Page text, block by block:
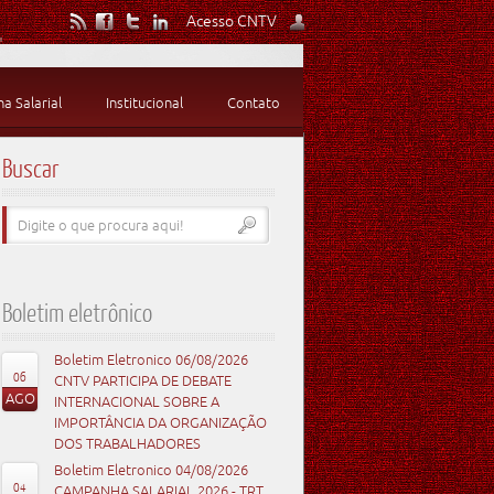
Acesso CNTV
Salarial Institucional Contato
Buscar
Boletim eletrônico
06
AGO
Boletim Eletronico 06/08/2026
CNTV PARTICIPA DE DEBATE
INTERNACIONAL SOBRE A
IMPORTÂNCIA DA ORGANIZAÇÃO
DOS TRABALHADORES
04
Boletim Eletronico 04/08/2026